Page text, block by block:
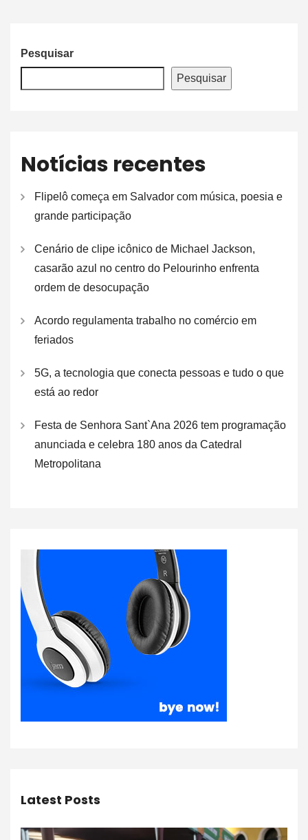
Pesquisar
Pesquisar
Notícias recentes
Flipelô começa em Salvador com música, poesia e
grande participação
Cenário de clipe icônico de Michael Jackson,
casarão azul no centro do Pelourinho enfrenta
ordem de desocupação
Acordo regulamenta trabalho no comércio em
feriados
5G, a tecnologia que conecta pessoas e tudo o que
está ao redor
Festa de Senhora Sant`Ana 2026 tem programação
anunciada e celebra 180 anos da Catedral
Metropolitana
Latest Posts